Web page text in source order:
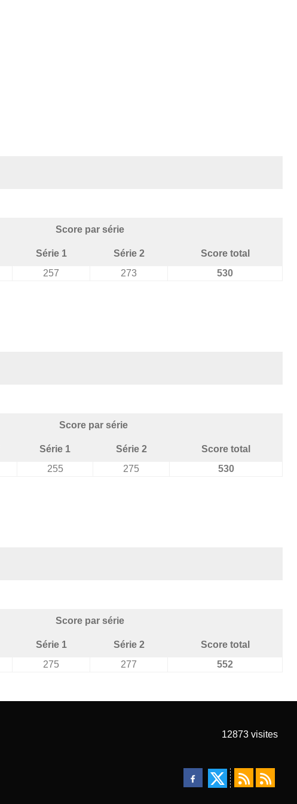
Score par série
Série 1 Série 2
Score total
257 273 530
Score par série
Série 1 Série 2
Score total
255 275 530
Score par série
Série 1 Série 2
Score total
275 277 552
12873 visites